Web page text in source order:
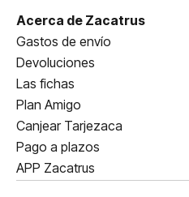
Acerca de Zacatrus
Gastos de envío
Devoluciones
Las fichas
Plan Amigo
Canjear Tarjezaca
Pago a plazos
APP Zacatrus